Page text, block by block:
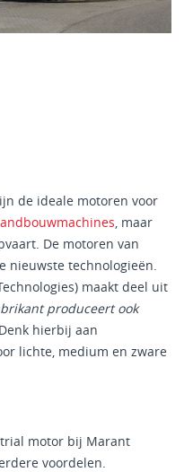
de ideale motoren voor
, maar
De motoren van
nieuwste technologieën.
maakt deel uit
produceert ook
Denk hierbij aan
lichte, medium en zware
motor bij Marant
voordelen.